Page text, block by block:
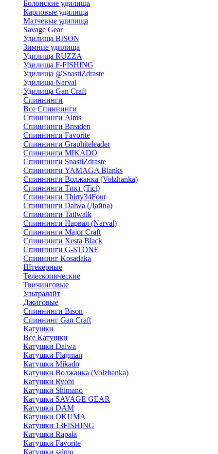
Болонские удилища
Карповые удилища
Матчевые удилища
Savage Gear
Удилища BISON
Зимние удилища
Удилища RUZZA
Удилища F-FISHING
Удилища @SnastiZdraste
Удилища Narval
Удилища Gan Craft
Спиннинги
Все Спиннинги
Спиннинги Aims
Спиннинги Breaden
Спиннинги Favorite
Спиннинги Graphiteleader
Спиннинги MIKADO
Спиннинги SnastiZdraste
Спиннинги YAMAGA Blanks
Спиннинги Волжанка (Volzhanka)
Спиннинги Тикт (Tict)
Спиннинги Thirty34Four
Спиннинги Daiwa (Дайва)
Спиннинги Tailwalk
Спиннинги Нарвал (Narval)
Спиннинги Major Craft
Спиннинги Xesta Black
Спиннинги G-STONE
Спиннинг Kosadaka
Штекерные
Телескопические
Твичинговые
Ультралайт
Джиговые
Спиннинги Bison
Спиннинг Gan Craft
Катушки
Все Катушки
Катушки Daiwa
Катушки Flagman
Катушки Mikado
Катушки Волжанка (Volzhanka)
Катушки Ryobi
Катушки Shimano
Катушки SAVAGE GEAR
Катушки DAM
Катушки OKUMA
Катушки 13FISHING
Катушки Rapala
Катушки Favorite
Катушки salmo